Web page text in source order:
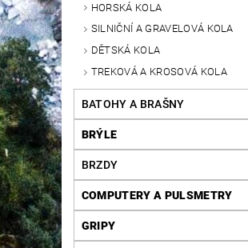
HORSKÁ KOLA
SILNIČNÍ A GRAVELOVÁ KOLA
DĚTSKÁ KOLA
TREKOVÁ A KROSOVÁ KOLA
BATOHY A BRAŠNY
BRÝLE
BRZDY
COMPUTERY A PULSMETRY
GRIPY